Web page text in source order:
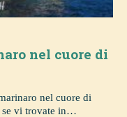
nel cuore di
nel cuore di
se vi trovate in…